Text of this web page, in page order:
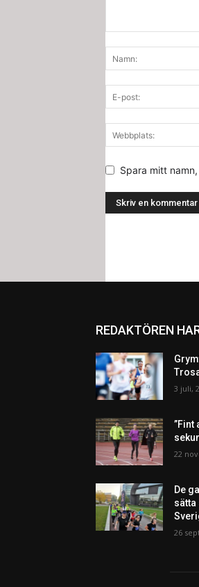
Spara mitt
REDAKTÖREN
3 juli,
”Fint
22
De
26